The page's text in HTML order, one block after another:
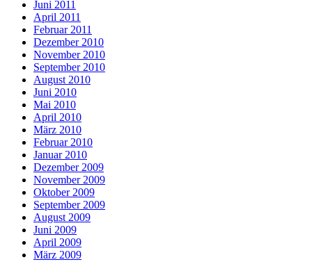
Juni 2011
April 2011
Februar 2011
Dezember 2010
November 2010
September 2010
August 2010
Juni 2010
Mai 2010
April 2010
März 2010
Februar 2010
Januar 2010
Dezember 2009
November 2009
Oktober 2009
September 2009
August 2009
Juni 2009
April 2009
März 2009